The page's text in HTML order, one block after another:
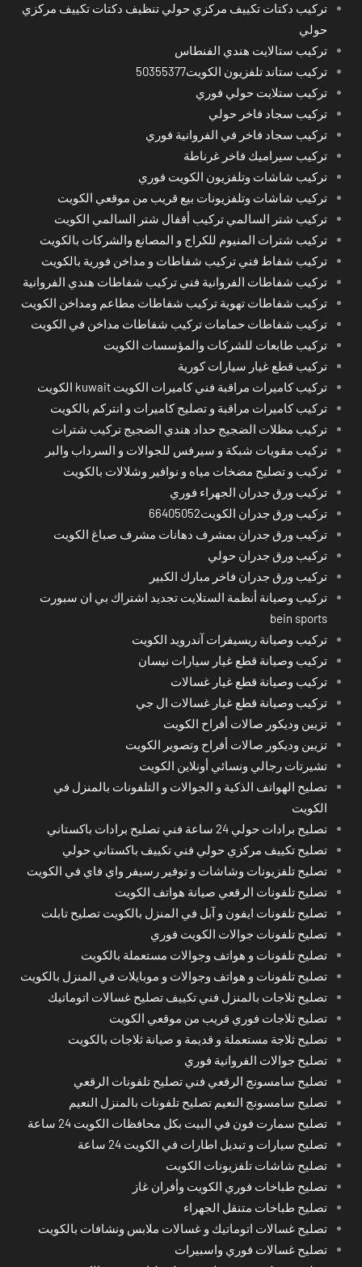
تركيب دكتات تكييف مركزي حولي تنظيف دكتات تكييف مركزي
حولي
تركيب ستالايت هندي الفنطاس
تركيب ستاند تلفزيون الكويت50355377
تركيب ستلايت حولي فوري
تركيب سجاد فاخر حولي
تركيب سجاد فاخر في الفروانية فوري
تركيب سيراميك فاخر غرناطة
تركيب شاشات وتلفزيون الكويت فوري
تركيب شاشات وتلفزيونات بيع قريب من موقعي الكويت
تركيب شتر السالمي تركيب أقفال شتر السالمي الكويت
تركيب شترات المنيوم للكراج و المصانع والشركات بالكويت
تركيب شفاط فني تركيب شفاطات و مداخن فورية بالكويت
تركيب شفاطات الفروانية فني تركيب شفاطات هندي الفروانية
تركيب شفاطات تهوية تركيب شفاطات مطاعم ومداخن الكويت
تركيب شفاطات حمامات تركيب شفاطات مداخن في الكويت
تركيب طابعات للشركات والمؤسسات الكويت
تركيب قطع غيار سيارات كورية
تركيب كاميرات مراقبة فني كاميرات الكويت kuwait الكويت
تركيب كاميرات مراقبة و تصليح كاميرات و انتركم بالكويت
تركيب مظلات الضجيج حداد هندي الضجيج تركيب شترات
تركيب مقويات شبكة و سيرفس للجوالات و السرداب والبر
تركيب و تصليح مضخات مياه و نوافير وشلالات بالكويت
تركيب ورق جدران الجهراء فوري
تركيب ورق جدران الكويت66405052
تركيب ورق جدران بمشرف دهانات مشرف صباغ الكويت
تركيب ورق جدران حولي
تركيب ورق جدران فاخر مبارك الكبير
تركيب وصيانة أنظمة الستلايت تجديد اشتراك بي ان سبورت
bein sports
تركيب وصيانة ريسيفرات آندرويد الكويت
تركيب وصيانة قطع غيار سيارات نيسان
تركيب وصيانة قطع غيار غسالات
تركيب وصيانة قطع غيار غسالات ال جي
تزيين وديكور صالات أفراح الكويت
تزيين وديكور صالات أفراح وتصوير الكويت
تشيرتات رجالي ونسائي أونلاين الكويت
تصليح الهواتف الذكية و الجوالات و التلفونات بالمنزل في
الكويت
تصليح برادات حولي 24 ساعة فني تصليح برادات باكستاني
تصليح تكييف مركزي حولي فني تكييف باكستاني حولي
تصليح تلفزيونات وشاشات و توفير رسيفر واي فاي في الكويت
تصليح تلفونات الرقعي صيانة هواتف الكويت
تصليح تلفونات ايفون و آبل في المنزل بالكويت تصليح تابلت
تصليح تلفونات جوالات الكويت فوري
تصليح تلفونات و هواتف وجوالات مستعملة بالكويت
تصليح تلفونات و هواتف وجوالات و موبايلات في المنزل بالكويت
تصليح ثلاجات بالمنزل فني تكييف تصليح غسالات اتوماتيك
تصليح ثلاجات فوري قريب من موقعي الكويت
تصليح ثلاجة مستعملة و قديمة و صيانة ثلاجات بالكويت
تصليح جوالات الفروانية فوري
تصليح سامسونج الرقعي فني تصليح تلفونات الرقعي
تصليح سامسونج النعيم تصليح تلفونات بالمنزل النعيم
تصليح سمارت فون في البيت بكل محافظات الكويت 24 ساعة
تصليح سيارات و تبديل اطارات في الكويت 24 ساعة
تصليح شاشات تلفزيونات الكويت
تصليح طباخات فوري الكويت وأفران غاز
تصليح طباخات متنقل الجهراء
تصليح غسالات اتوماتيك و غسالات ملابس ونشافات بالكويت
تصليح غسالات فوري واسبيرات